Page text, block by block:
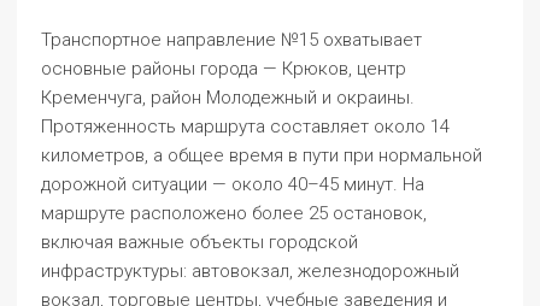
Транспортное направление №15 охватывает
основные районы города — Крюков, центр
Кременчуга, район Молодежный и окраины.
Протяженность маршрута составляет около 14
километров, а общее время в пути при нормальной
дорожной ситуации — около 40–45 минут. На
маршруте расположено более 25 остановок,
включая важные объекты городской
инфраструктуры: автовокзал, железнодорожный
вокзал, торговые центры, учебные заведения и